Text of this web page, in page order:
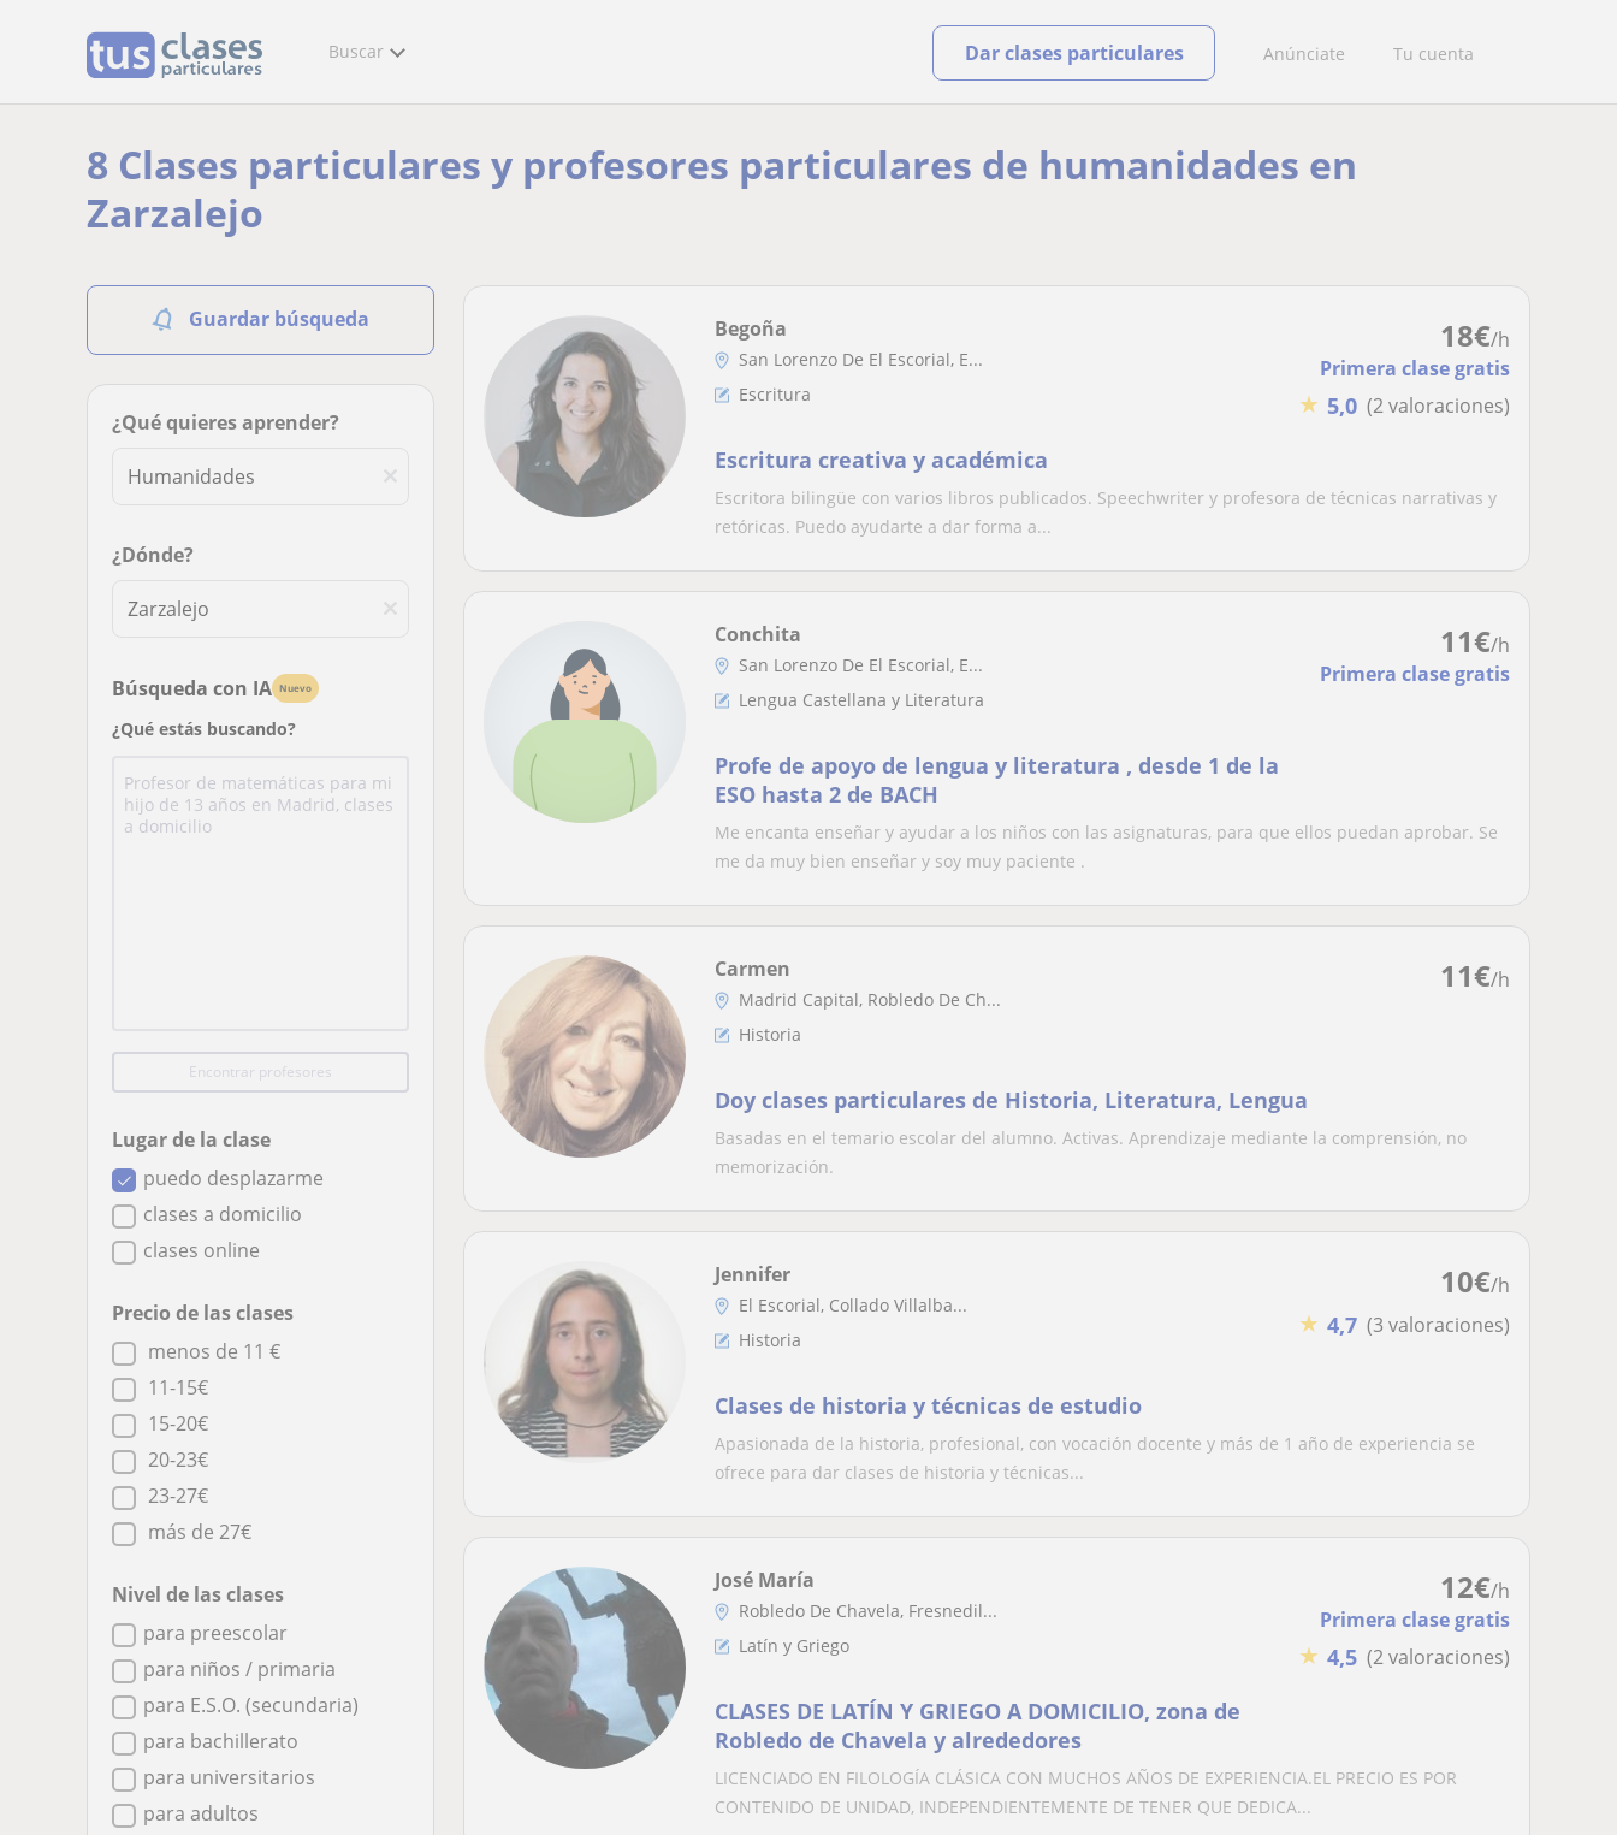
Buscar Anúnciate Tu cuenta
Dar clases particulares
8 Clases particulares y profesores particulares de humanidades en
Zarzalejo
Guardar búsqueda
¿Qué quieres aprender?
¿Dónde?
Búsqueda con IA Nuevo
¿Qué estás buscando?
Encontrar profesores
Lugar de la clase
puedo desplazarme
clases a domicilio
clases online
Precio de las clases
menos de 11 €
11-15€
15-20€
20-23€
23-27€
más de 27€
Nivel de las clases
para preescolar
para niños / primaria
para E.S.O. (secundaria)
para bachillerato
para universitarios
para adultos
18€/h
Primera clase gratis
★ 5,0 (2 valoraciones)
Begoña
San Lorenzo De El Escorial, E...
Escritura
Escritura creativa y académica
Escritora bilingüe con varios libros publicados. Speechwriter y profesora de técnicas narrativas y
retóricas. Puedo ayudarte a dar forma a...
11€/h
Primera clase gratis
Conchita
San Lorenzo De El Escorial, E...
Lengua Castellana y Literatura
Profe de apoyo de lengua y literatura , desde 1 de la
ESO hasta 2 de BACH
Me encanta enseñar y ayudar a los niños con las asignaturas, para que ellos puedan aprobar. Se
me da muy bien enseñar y soy muy paciente .
11€/h
Carmen
Madrid Capital, Robledo De Ch...
Historia
Doy clases particulares de Historia, Literatura, Lengua
Basadas en el temario escolar del alumno. Activas. Aprendizaje mediante la comprensión, no
memorización.
10€/h
★ 4,7 (3 valoraciones)
Jennifer
El Escorial, Collado Villalba...
Historia
Clases de historia y técnicas de estudio
Apasionada de la historia, profesional, con vocación docente y más de 1 año de experiencia se
ofrece para dar clases de historia y técnicas...
12€/h
Primera clase gratis
★ 4,5 (2 valoraciones)
José María
Robledo De Chavela, Fresnedil...
Latín y Griego
CLASES DE LATÍN Y GRIEGO A DOMICILIO, zona de
Robledo de Chavela y alrededores
LICENCIADO EN FILOLOGÍA CLÁSICA CON MUCHOS AÑOS DE EXPERIENCIA.EL PRECIO ES POR
CONTENIDO DE UNIDAD, INDEPENDIENTEMENTE DE TENER QUE DEDICA...